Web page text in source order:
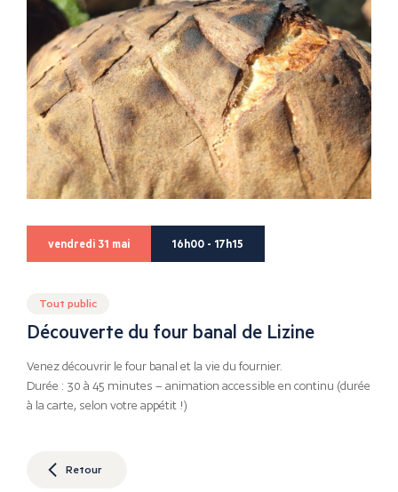
vendredi 31 mai 16h00 - 17h15
Tout public
Découverte du four banal de Lizine
Venez découvrir le four banal et la vie du fournier.
Durée : 30 à 45 minutes – animation accessible en continu (durée
à la carte, selon votre appétit !)
Retour